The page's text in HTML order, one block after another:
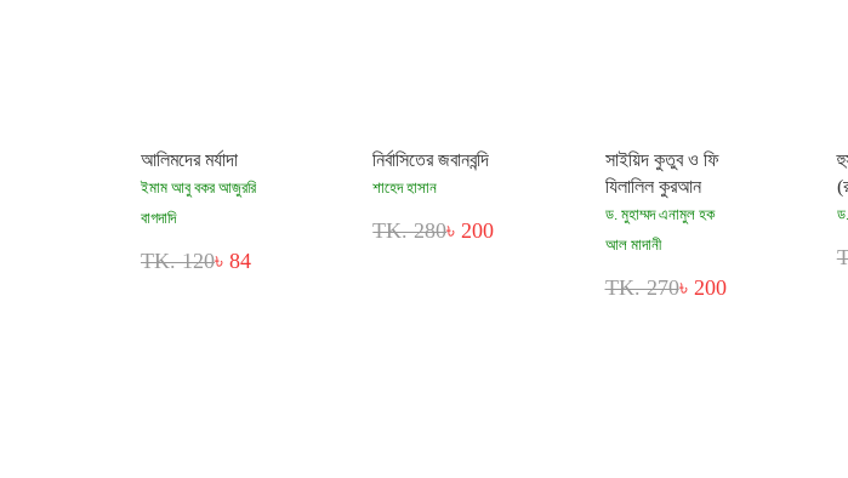
আলিমদের মর্যাদা
ইমাম আবু বকর আজুররি
বাগদাদি
TK. 120৳ 84
নির্বাসিতের জবানবন্দি
শাহেদ হাসান
TK. 280৳ 200
সাইয়িদ কুতুব ও ফি
যিলালিল কুরআন
ড. মুহাম্মদ এনামুল হক
আল মাদানী
TK. 270৳ 200